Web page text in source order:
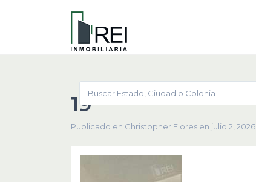
19
Publicado en Christopher Flores en julio 2, 2026